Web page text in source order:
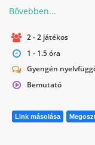
2 - 2 játékos
1 - 1.5 óra
Gyengén
Bemutató
Link másolása